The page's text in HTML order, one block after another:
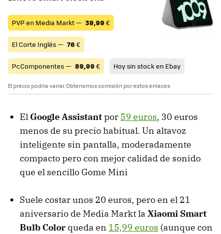
PVP en Media Markt — 39,99 €
El Corte Inglés — 76 €
PcComponentes — 89,99 € Hoy sin stock en Ebay
El precio podría variar. Obtenemos comisión por estos enlaces
El Google Assistantpor 59 euros, 30 euros
menos de su precio habitual. Un altavoz
inteligente sin pantalla, moderadamente
compacto pero con mejor calidad de sonido
que el sencillo Gome Mini
Suele costar unos 20 euros, pero en el 21
aniversario de Media Markt la Xiaomi Smart
Bulb Color queda en 15,99 euros (aunque con